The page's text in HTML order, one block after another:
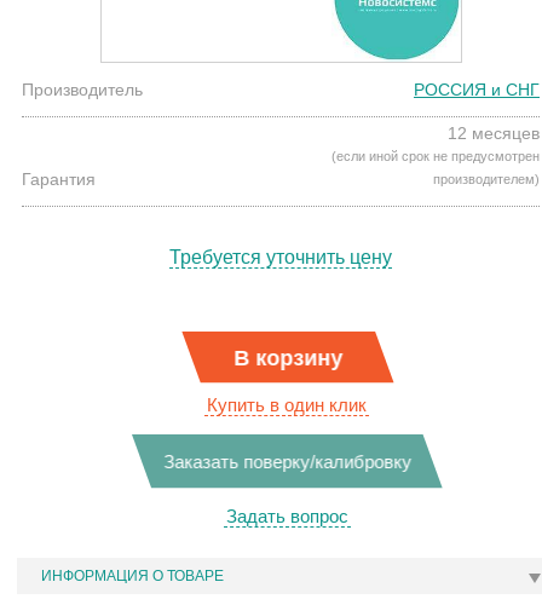
Производитель РОССИЯ и СНГ
Гарантия
12 месяцев
(если иной срок не предусмотрен
производителем)
Требуется уточнить цену
В корзину
Купить в один клик
Заказать поверку/калибровку
Задать вопрос
ИНФОРМАЦИЯ О ТОВАРЕ